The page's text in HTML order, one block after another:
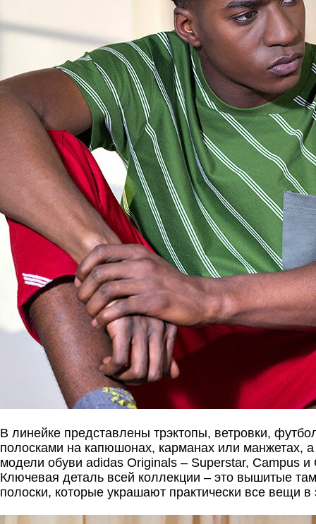
В линейке представлены трэктопы, ветровки,
полосками на капюшонах, карманах или манжетах, а
модели обуви adidas Originals – Superstar, Campus и
Ключевая деталь всей коллекции – это вышитые
полоски, которые украшают практически все вещи в